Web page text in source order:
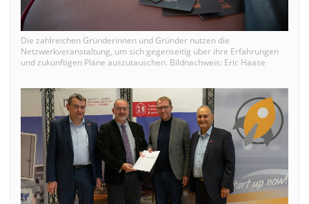
Die zahlreichen Gründerinnen und Gründer nutzen die
Netzwerkveranstaltung, um sich gegenseitig über ihre Erfahrungen
und zukünftigen Pläne auszutauschen. Bildnachweis: Eric Haase